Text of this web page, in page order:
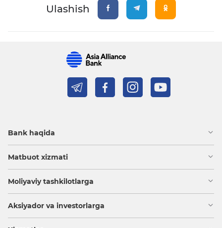
Ulashish
Bank haqida
Matbuot xizmati
Moliyaviy tashkilotlarga
Aksiyador va investorlarga